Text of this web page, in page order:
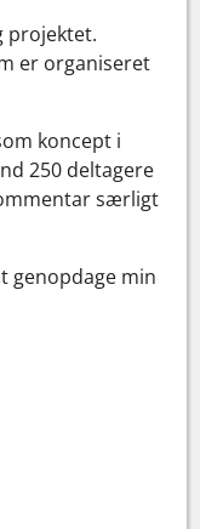
projektet.
er organiseret
koncept i
250 deltagere
særligt
genopdage min